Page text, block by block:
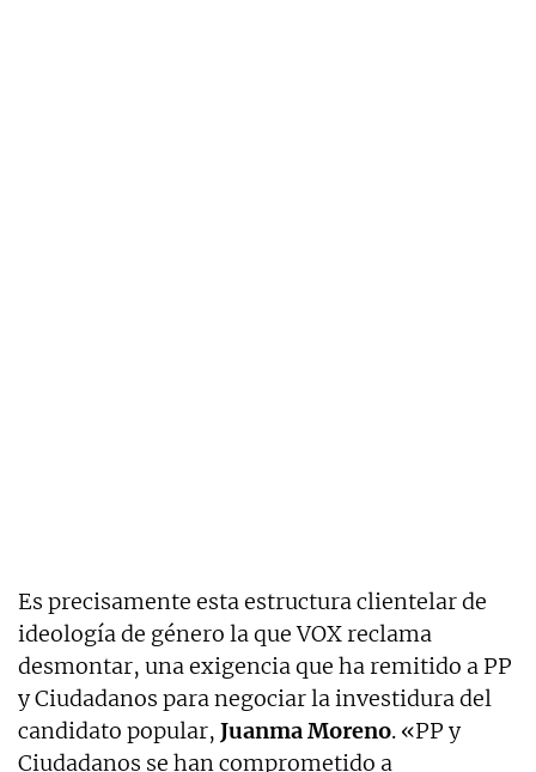
Es precisamente esta estructura clientelar de
ideología de género la que VOX reclama
desmontar, una exigencia que ha remitido a PP
y Ciudadanos para negociar la investidura del
candidato popular, Juanma Moreno. «PP y
Ciudadanos se han comprometido a